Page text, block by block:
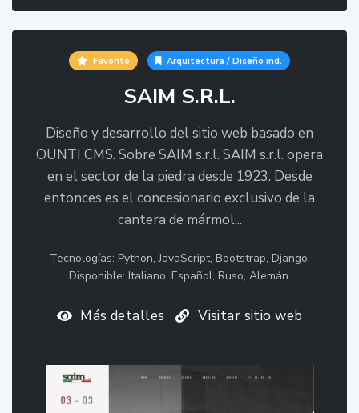
Favorito Arquitectura / Diseño ind.
SAIM S.R.L.
Diseño y desarrollo del sitio web basado en
OUNTI CMS. Sobre SAIM s.r.l. SAIM s.r.l. opera
en el sector de la piedra desde 1923. Desde
entonces es el concesionario exclusivo de la
cantera de mármol...
Tecnologías: Python, JavaScript, Bootstrap, Django.
Disponible: Italiano, Español, Ruso, Alemán.
Más detalles Visitar sitio web